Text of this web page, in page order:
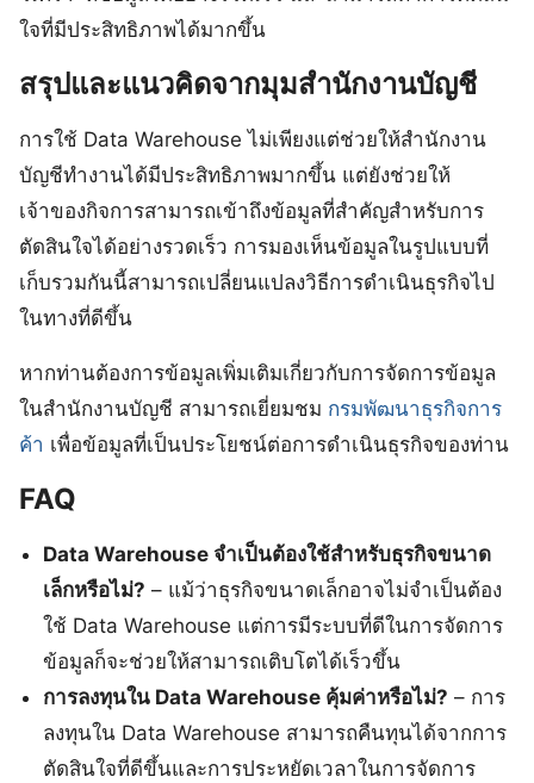
ใจที่มีประสิทธิภาพได้มากขึ้น
สรุปและแนวคิดจากมุมสำนักงานบัญชี
การใช้ Data Warehouse ไม่เพียงแต่ช่วยให้สำนักงาน
บัญชีทำงานได้มีประสิทธิภาพมากขึ้น แต่ยังช่วยให้
เจ้าของกิจการสามารถเข้าถึงข้อมูลที่สำคัญสำหรับการ
ตัดสินใจได้อย่างรวดเร็ว การมองเห็นข้อมูลในรูปแบบที่
เก็บรวมกันนี้สามารถเปลี่ยนแปลงวิธีการดำเนินธุรกิจไป
ในทางที่ดีขึ้น
หากท่านต้องการข้อมูลเพิ่มเติมเกี่ยวกับการจัดการข้อมูล
ในสำนักงานบัญชี สามารถเยี่ยมชม กรมพัฒนาธุรกิจการ
ค้า เพื่อข้อมูลที่เป็นประโยชน์ต่อการดำเนินธุรกิจของท่าน
FAQ
Data Warehouse จำเป็นต้องใช้สำหรับธุรกิจขนาด
เล็กหรือไม่? – แม้ว่าธุรกิจขนาดเล็กอาจไม่จำเป็นต้อง
ใช้ Data Warehouse แต่การมีระบบที่ดีในการจัดการ
ข้อมูลก็จะช่วยให้สามารถเติบโตได้เร็วขึ้น
การลงทุนใน Data Warehouse คุ้มค่าหรือไม่? – การ
ลงทุนใน Data Warehouse สามารถคืนทุนได้จากการ
ตัดสินใจที่ดีขึ้นและการประหยัดเวลาในการจัดการ